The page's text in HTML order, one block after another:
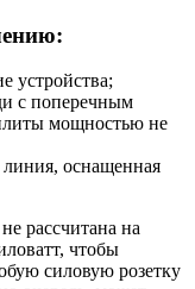
устройства;
с поперечным
мощностью не
линия, оснащенная
рассчитана на
чтобы
силовую розетку